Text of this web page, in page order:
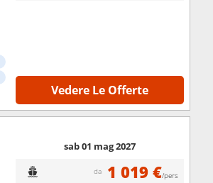
Vedere Le Offerte
sab 01 mag 2027
da 1 019 €/pers